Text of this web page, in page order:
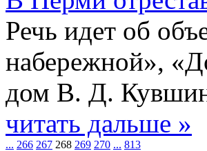
Речь идет об
набережной»,
дом В. Д.
читать дальше »
... 266 267 268 269 270 ... 813